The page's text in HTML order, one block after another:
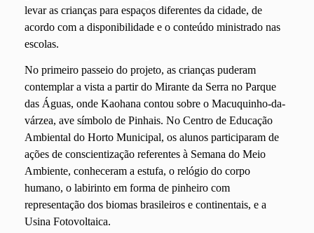
levar as crianças para espaços diferentes da cidade, de
acordo com a disponibilidade e o conteúdo ministrado nas
escolas.
No primeiro passeio do projeto, as crianças puderam
contemplar a vista a partir do Mirante da Serra no Parque
das Águas, onde Kaohana contou sobre o Macuquinho-da-
várzea, ave símbolo de Pinhais. No Centro de Educação
Ambiental do Horto Municipal, os alunos participaram de
ações de conscientização referentes à Semana do Meio
Ambiente, conheceram a estufa, o relógio do corpo
humano, o labirinto em forma de pinheiro com
representação dos biomas brasileiros e continentais, e a
Usina Fotovoltaica.